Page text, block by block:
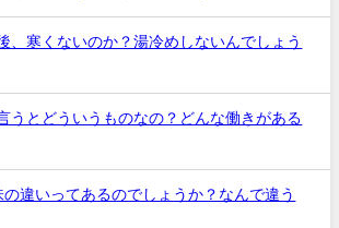
、寒くないのか？湯冷めしないんでしょう
うとどういうものなの？どんな働きがある
違いってあるのでしょうか？なんで違う